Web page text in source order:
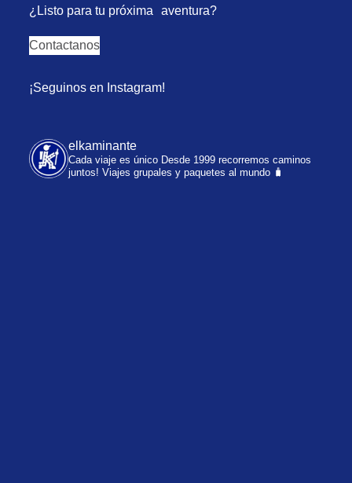
¿Listo para tu próxima aventura?
Contactanos
¡Seguinos en Instagram!
elkaminante
Cada viaje es único Desde 1999 recorremos caminos
juntos! Viajes grupales y paquetes al mundo 🧳